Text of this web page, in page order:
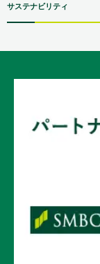
サステナビリティ